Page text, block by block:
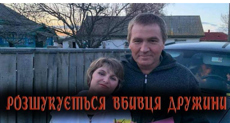
#ООС
#боротьба
з
корупцією
#ДФС #Київ #коронавірус